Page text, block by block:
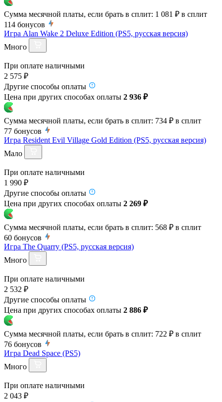
Сумма месячной платы, если брать в сплит: 1 081 ₽ в сплит
114 бонусов
Игра Alan Wake 2 Deluxe Edition (PS5, русская версия)
Много
При оплате наличными
2 575 ₽
Другие способы оплаты
Цена при других способах оплаты 2 936 ₽
Сумма месячной платы, если брать в сплит: 734 ₽ в сплит
77 бонусов
Игра Resident Evil Village Gold Edition (PS5, русская версия)
Мало
При оплате наличными
1 990 ₽
Другие способы оплаты
Цена при других способах оплаты 2 269 ₽
Сумма месячной платы, если брать в сплит: 568 ₽ в сплит
60 бонусов
Игра The Quarry (PS5, русская версия)
Много
При оплате наличными
2 532 ₽
Другие способы оплаты
Цена при других способах оплаты 2 886 ₽
Сумма месячной платы, если брать в сплит: 722 ₽ в сплит
76 бонусов
Игра Dead Space (PS5)
Много
При оплате наличными
2 043 ₽